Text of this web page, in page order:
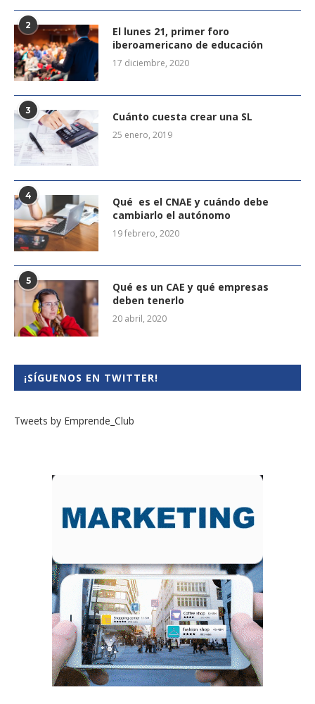
2
El lunes 21, primer foro
iberoamericano de educación
17 diciembre, 2020
3 Cuánto cuesta crear una SL
25 enero, 2019
4
Qué es el CNAE y cuándo debe
cambiarlo el autónomo
19 febrero, 2020
5
Qué es un CAE y qué empresas
deben tenerlo
20 abril, 2020
¡SÍGUENOS EN TWITTER!
Tweets by Emprende_Club